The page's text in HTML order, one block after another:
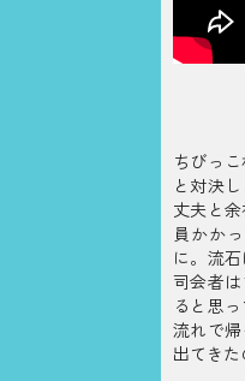
ちびっ
と対決
丈夫と
員かか
に。流
司会者
ると思
流れで
出てきた